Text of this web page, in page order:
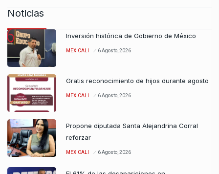
Noticias
Inversión histórica de Gobierno de México
MEXICALI 6 Agosto, 2026
Gratis reconocimiento de hijos durante agosto
MEXICALI 6 Agosto, 2026
Propone diputada Santa Alejandrina Corral
reforzar
MEXICALI 6 Agosto, 2026